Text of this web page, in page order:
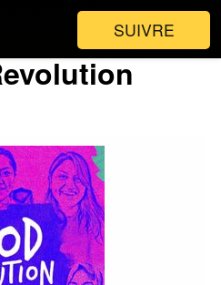
SUIVRE